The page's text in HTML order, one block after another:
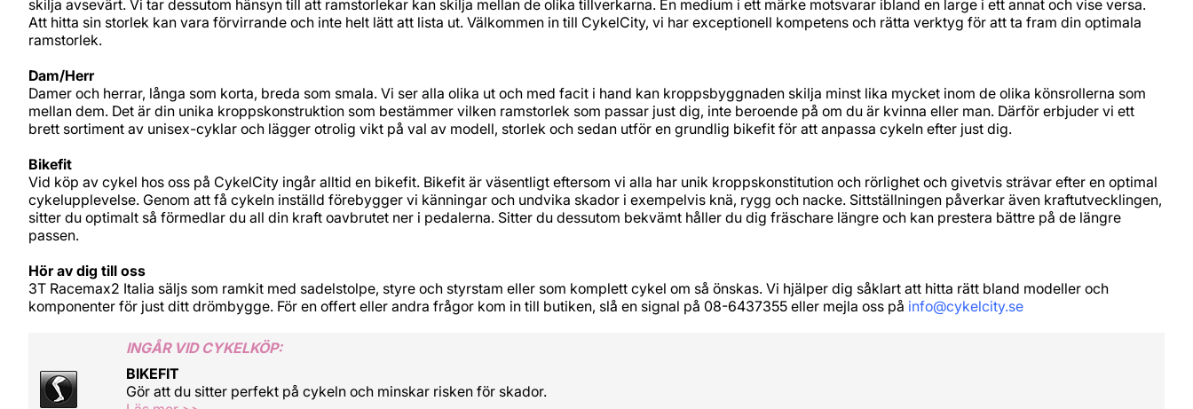
skilja avsevärt. Vi tar dessutom hänsyn till att ramstorlekar kan skilja mellan de olika tillverkarna. En medium i ett märke motsvarar ibland en large i ett annat och vise versa.
Att hitta sin storlek kan vara förvirrande och inte helt lätt att lista ut. Välkommen in till CykelCity, vi har exceptionell kompetens och rätta verktyg för att ta fram din optimala
ramstorlek.
Dam/Herr
Damer och herrar, långa som korta, breda som smala. Vi ser alla olika ut och med facit i hand kan kroppsbyggnaden skilja minst lika mycket inom de olika könsrollerna som
mellan dem. Det är din unika kroppskonstruktion som bestämmer vilken ramstorlek som passar just dig, inte beroende på om du är kvinna eller man. Därför erbjuder vi ett
brett sortiment av unisex-cyklar och lägger otrolig vikt på val av modell, storlek och sedan utför en grundlig bikefit för att anpassa cykeln efter just dig.
Bikefit
Vid köp av cykel hos oss på CykelCity ingår alltid en bikefit. Bikefit är väsentligt eftersom vi alla har unik kroppskonstitution och rörlighet och givetvis strävar efter en optimal
cykelupplevelse. Genom att få cykeln inställd förebygger vi känningar och undvika skador i exempelvis knä, rygg och nacke. Sittställningen påverkar även kraftutvecklingen,
sitter du optimalt så förmedlar du all din kraft oavbrutet ner i pedalerna. Sitter du dessutom bekvämt håller du dig fräschare längre och kan prestera bättre på de längre
passen.
Hör av dig till oss
3T Racemax2 Italia säljs som ramkit med sadelstolpe, styre och styrstam eller som komplett cykel om så önskas. Vi hjälper dig såklart att hitta rätt bland modeller och
komponenter för just ditt drömbygge. För en offert eller andra frågor kom in till butiken, slå en signal på 08-6437355 eller mejla oss på info@cykelcity.se
INGÅR VID CYKELKÖP:
BIKEFIT
Gör att du sitter perfekt på cykeln och minskar risken för skador.